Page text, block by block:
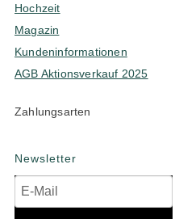
Hochzeit
Magazin
Kundeninformationen
AGB Aktionsverkauf 2025
Zahlungsarten
Newsletter